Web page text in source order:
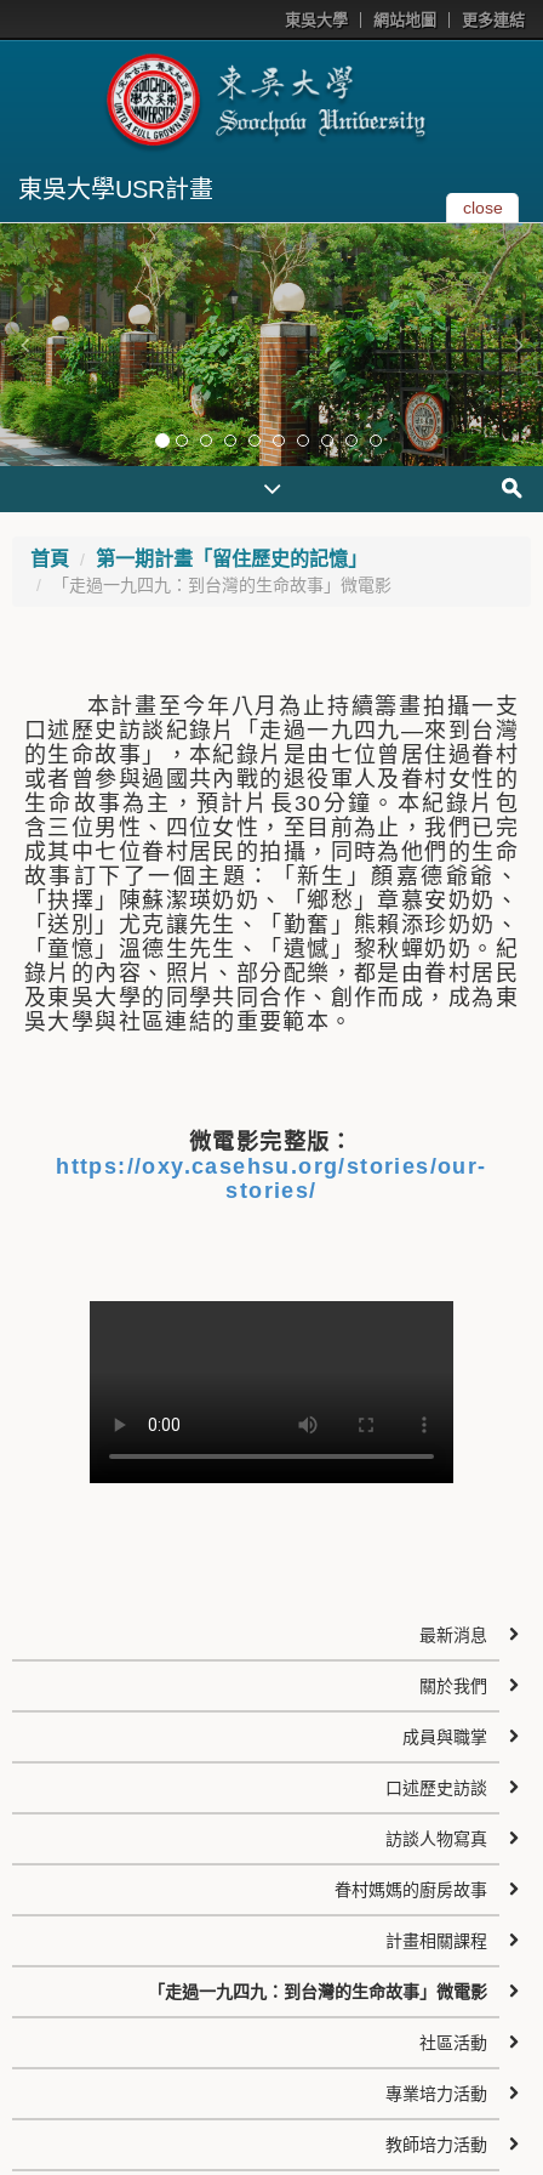
東吳大學 網站地圖 更多連結
東吳大學USR計畫
close
首頁 第一期計畫「留住歷史的記憶」
「走過一九四九：到台灣的生命故事」微電影
本計畫至今年八月為止持續籌畫拍攝一支
口述歷史訪談紀錄片「走過一九四九—來到台灣
的生命故事」，本紀錄片是由七位曾居住過眷村
或者曾參與過國共內戰的退役軍人及眷村女性的
生命故事為主，預計片長30分鐘。本紀錄片包
含三位男性、四位女性，至目前為止，我們已完
成其中七位眷村居民的拍攝，同時為他們的生命
故事訂下了一個主題：「新生」顏嘉德爺爺、
「抉擇」陳蘇潔瑛奶奶、「鄉愁」章慕安奶奶、
「送別」尤克讓先生、「勤奮」熊賴添珍奶奶、
「童憶」溫德生先生、「遺憾」黎秋蟬奶奶。紀
錄片的內容、照片、部分配樂，都是由眷村居民
及東吳大學的同學共同合作、創作而成，成為東
吳大學與社區連結的重要範本。
微電影完整版：
https://oxy.casehsu.org/stories/our-
stories/
最新消息
關於我們
成員與職掌
口述歷史訪談
訪談人物寫真
眷村媽媽的廚房故事
計畫相關課程
「走過一九四九：到台灣的生命故事」微電影
社區活動
專業培力活動
教師培力活動